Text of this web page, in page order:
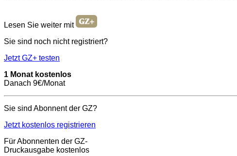
Lesen Sie weiter mit
Sie sind noch nicht registriert?
Jetzt GZ+ testen
1 Monat kostenlos
Danach 9€/Monat
Sie sind Abonnent der GZ?
Jetzt kostenlos registrieren
Für Abonnenten der GZ-
Druckausgabe kostenlos